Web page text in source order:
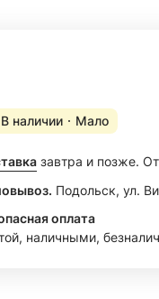
В наличии Мало
завтра и позже.
Подольск, ул.
оплата
наличными,